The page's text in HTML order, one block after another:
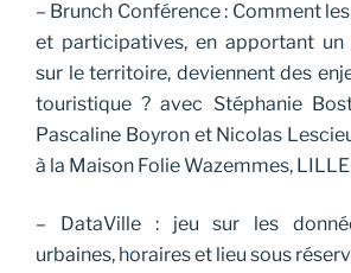
– Brunch Conférence : Comment
et participatives, en apportant un
sur le territoire, deviennent des
touristique ? avec Stéphanie
Pascaline Boyron et Nicolas
à la Maison Folie Wazemmes, LILLE
– DataVille : jeu sur les
urbaines, horaires et lieu sous